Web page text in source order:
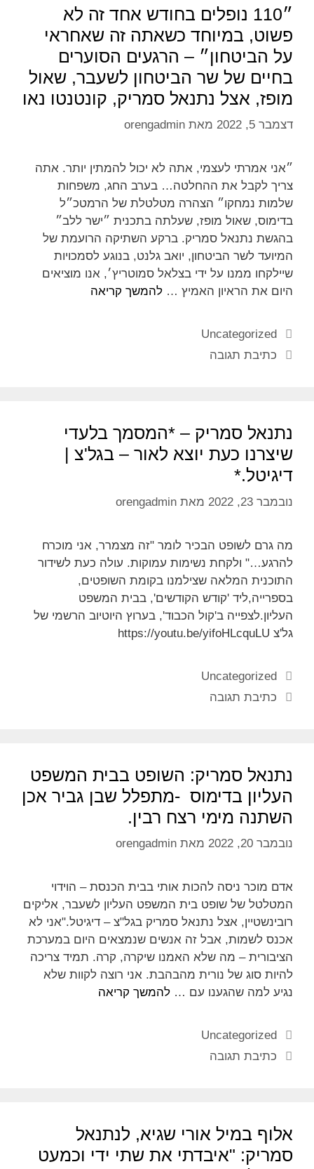
״110 נופלים בחודש אחד זה לא
פשוט, במיוחד כשאתה זה שאחראי
על הביטחון״ – הרגעים הסוערים
בחיים של שר הביטחון לשעבר, שאול
מופז, אצל נתנאל סמריק, קונטנטו נאו
דצמבר 5, 2022 מאת orengadmin
״אני אמרתי לעצמי, אתה לא יכול להמתין יותר. אתה
צריך לקבל את ההחלטה… בערב החג, משפחות
שלמות נמחקו״ הצהרה מטלטלת של הרמטכ״ל
בדימוס, שאול מופז, שעלתה בתכנית ״ישר ללב״
בהגשת נתנאל סמריק. ברקע השתיקה הרועמת של
המיועד לשר הביטחון, יואב גלנט, בנוגע לסמכויות
שיילקחו ממנו על ידי בצלאל סמוטריץ׳, אנו מוציאים
היום את הראיון האמיץ … להמשך קריאה
Uncategorized
כתיבת תגובה
נתנאל סמריק – *המסמך בלעדי
שיצרנו כעת יוצא לאור – בגל'צ |
דיגיטל.*
נובמבר 23, 2022 מאת orengadmin
מה גרם לשופט הבכיר לומר "זה מצמרר, אני מוכרח
להרגע…" ולקחת נשימות עמוקות. עולה כעת לשידור
התוכנית המלאה שצילמנו בקומת השופטים,
בספרייה,ליד 'קודש הקודשים', בבית המשפט
העליון.לצפייה ב'קול הכבוד', בערוץ היוטיוב הרשמי של
גל'צ https://youtu.be/yifoHLcquLU
Uncategorized
כתיבת תגובה
נתנאל סמריק: השופט בבית המשפט
העליון בדימוס -מתפלל שבן גביר אכן
השתנה מימי רצח רבין.
נובמבר 20, 2022 מאת orengadmin
אדם מוכר ניסה להכות אותי בבית הכנסת – הוידוי
המטלטל של שופט בית המשפט העליון לשעבר, אליקים
רובינשטיין, אצל נתנאל סמריק בגל"צ – דיגיטל."אני לא
אכנס לשמות, אבל זה אנשים שנמצאים היום במערכת
הציבורית – מה שלא האמנו שיקרה, קרה. תמיד צריכה
להיות סוג של נורית מהבהבת. אני רוצה לקוות שלא
נגיע למה שהגענו עם … להמשך קריאה
Uncategorized
כתיבת תגובה
אלוף במיל אורי שגיא, לנתנאל
סמריק: "איבדתי את שתי ידי וכמעט